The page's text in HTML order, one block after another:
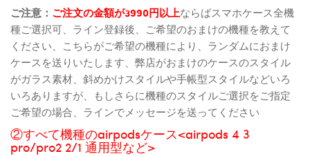
ご注意： ご注文の金額が3990円以上ならばスマホケース全機
種ご選択可、ライン登録後、ご希望のおまけの機種を教えて
ください、こちらがご希望の機種により、ランダムにおまけ
ケースを送りいたします、弊店がおまけのケースのスタイル
がガラス素材、斜めかけスタイルや手帳型スタイルなどいろ
いろありますが、もしさらに機種のスタイルご選択をご指定
ご希望の場合、ラインでメッセージを送ってください
②すべて機種のairpodsケース<airpods 4 3
pro/pro2 2/1 通用型など>